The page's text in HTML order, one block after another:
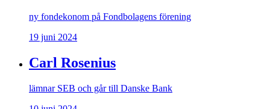
ny fondekonom på Fondbolagens förening
19 juni 2024
Carl Rosenius
lämnar SEB och går till Danske Bank